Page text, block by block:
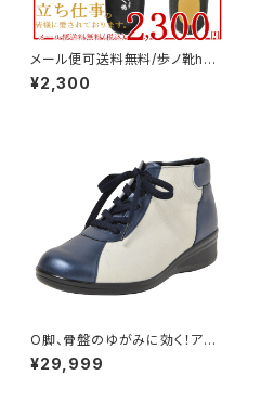
メール便可送料無料/歩ノ靴hon
okaオリジナル３Dインソールp
w01/外反母趾など足膝腰の味
¥2,300
O脚、骨盤のゆがみに効く！アン
クルホールド設計＆オリジナル3
Dインソール内蔵》全８色》歩ノ
¥29,999